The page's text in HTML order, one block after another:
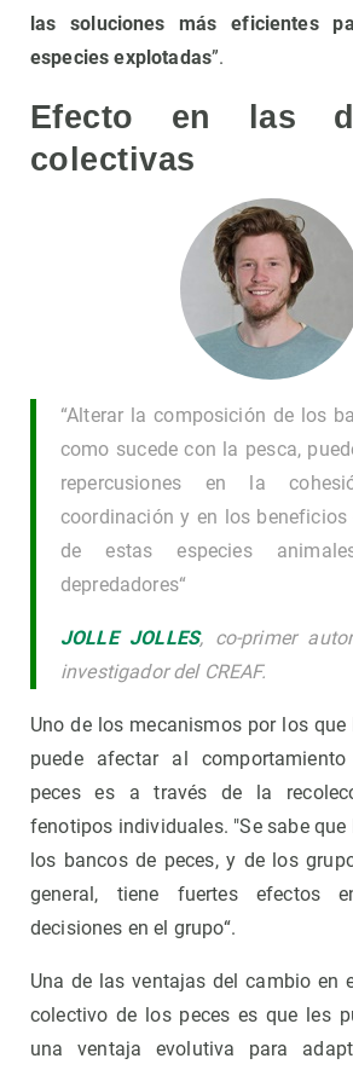
las soluciones más eficientes
especies explotadas”.
Efecto en las
colectivas
“Alterar la composición de los
como sucede con la pesca,
repercusiones en la
coordinación y en los beneficios
de estas especies
depredadores“
JOLLE JOLLES, co-primer
investigador del CREAF.
Uno de los mecanismos por los
puede afectar al
peces es a través de la
fenotipos individuales. "Se sabe
los bancos de peces, y de los
general, tiene fuertes efectos
decisiones en el grupo“.
Una de las ventajas del cambio en
colectivo de los peces es que les
una ventaja evolutiva para